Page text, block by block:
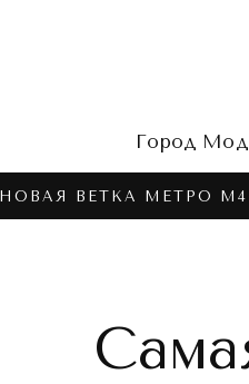
Город
НОВАЯ ВЕТКА МЕТРО M4